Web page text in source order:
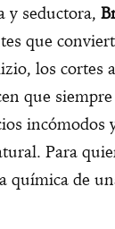
y seductora,
que
los cortes
que
incómodos
Para
química de